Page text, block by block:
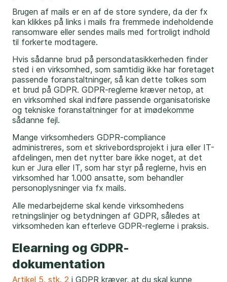
Brugen af mails er en af de store syndere, da der fx
kan klikkes på links i mails fra fremmede indeholdende
ransomware eller sendes mails med fortroligt indhold
til forkerte modtagere.
Hvis sådanne brud på persondatasikkerheden finder
sted i en virksomhed, som samtidig ikke har foretaget
passende foranstaltninger, så kan dette tolkes som
et brud på GDPR. GDPR-reglerne kræver netop, at
en virksomhed skal indføre passende organisatoriske
og tekniske foranstaltninger for at imødekomme
sådanne fejl.
Mange virksomheders GDPR-compliance
administreres, som et skrivebordsprojekt i jura eller IT-
afdelingen, men det nytter bare ikke noget, at det
kun er Jura eller IT, som har styr på reglerne, hvis en
virksomhed har 1.000 ansatte, som behandler
personoplysninger via fx mails.
Alle medarbejderne skal kende virksomhedens
retningslinjer og betydningen af GDPR, således at
virksomheden kan efterleve GDPR-reglerne i praksis.
Elearning og GDPR-
dokumentation
Artikel 5, stk. 2 i GDPR kræver, at du skal kunne